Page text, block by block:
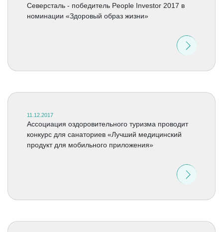
Северсталь - победитель People Investor 2017 в
номинации «Здоровый образ жизни»
11.12.2017
Ассоциация оздоровительного туризма проводит
конкурс для санаториев «Лучший медицинский
продукт для мобильного приложения»